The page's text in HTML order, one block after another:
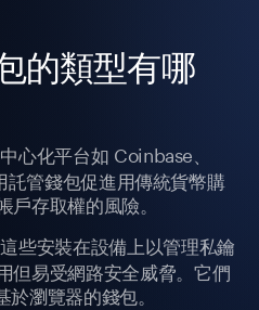
的類型有哪
心化平台如 Coinbase、
管錢包促進用傳統貨幣購
存取權的風險。
些安裝在設備上以管理私鑰
但易受網路安全威脅。它們
瀏覽器的錢包。